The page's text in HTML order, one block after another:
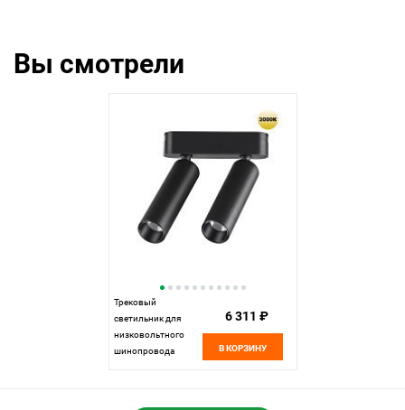
Вы смотрели
Трековый
светильник для
низковольтного
шинопровода
6 311 ₽
В КОРЗИНУ